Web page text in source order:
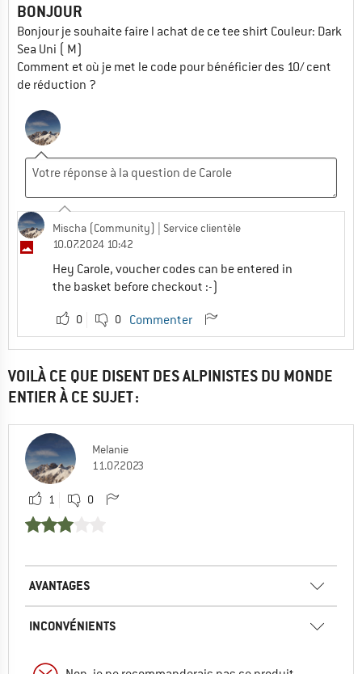
BONJOUR
Bonjour je souhaite faire l achat de ce tee shirt Couleur: Dark
Sea Uni ( M)
Comment et où je met le code pour bénéficier des 10/ cent
de réduction ?
Mischa (Community)
| Service clientèle
10.07.2024 10:42
Hey Carole, voucher codes can be entered in
the basket before checkout :-)
0 0 Commenter
VOILÀ CE QUE DISENT DES ALPINISTES DU MONDE
ENTIER À CE SUJET :
Melanie
11.07.2023
1 0
AVANTAGES
INCONVÉNIENTS